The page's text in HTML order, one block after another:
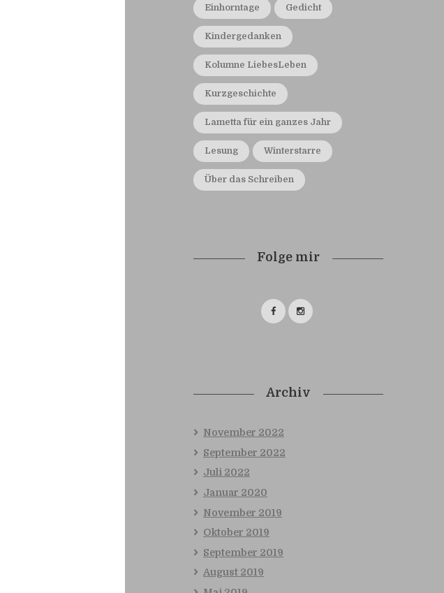
Einhorntage Gedicht
Kindergedanken
Kolumne LiebesLeben
Kurzgeschichte
Lametta für ein ganzes Jahr
Lesung Winterstarre
Über das Schreiben
Folge mir
Archiv
November 2022
September 2022
Juli 2022
Januar 2020
November 2019
Oktober 2019
September 2019
August 2019